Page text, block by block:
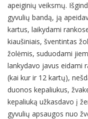
apeiginių veiksmų.
gyvulių bandą, ją
kartus, laikydami
kiaušiniais, šventintas
žolėmis, suduodami
lankydavo javus eidami
(kai kur ir 12 kartų),
duonos kepaliukus,
kepaliuką užkasdavo į
gyvulių apsaugos nuo